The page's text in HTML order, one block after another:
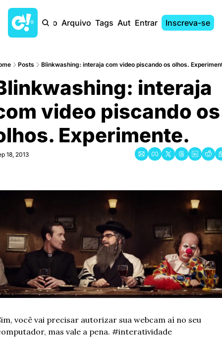
Início Arquivo Tags AutoresEntrar Inscreva-se
Posts Blinkwashing: interaja com video piscando os olhos.
interaja
video piscando os
Experimente.
18, 2013
você vai precisar autorizar sua webcam aí no seu
mas vale a pena. #interatividade